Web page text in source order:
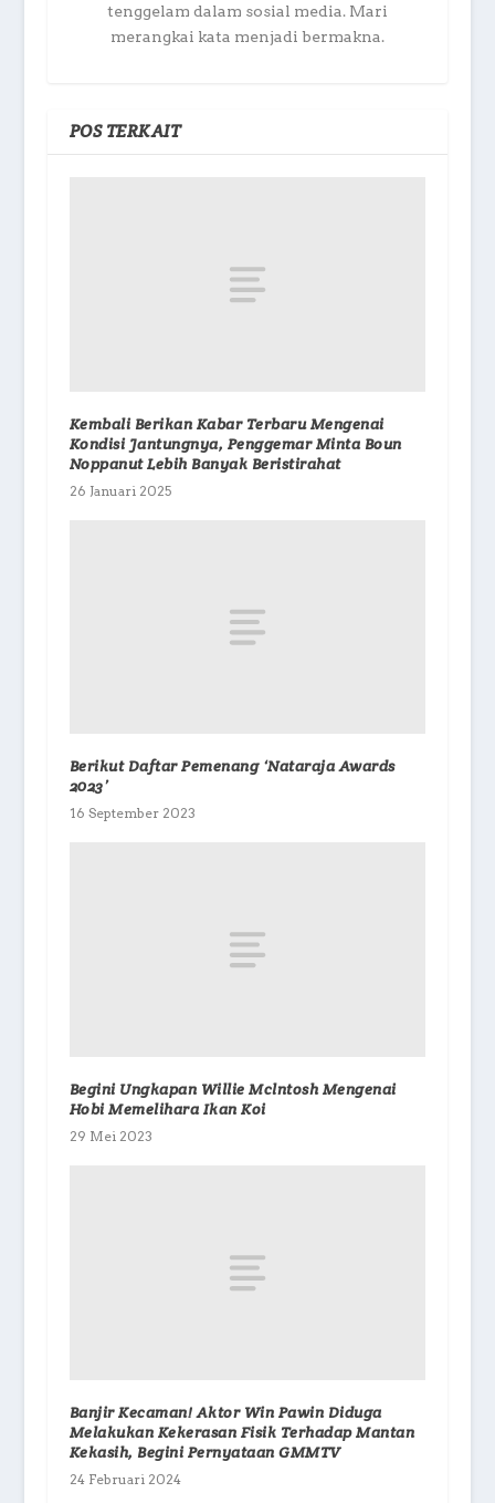
tenggelam dalam sosial media. Mari
merangkai kata menjadi bermakna.
POS TERKAIT
Kembali Berikan Kabar Terbaru Mengenai
Kondisi Jantungnya, Penggemar Minta Boun
Noppanut Lebih Banyak Beristirahat
26 Januari 2025
Berikut Daftar Pemenang ‘Nataraja Awards
2023’
16 September 2023
Begini Ungkapan Willie Mclntosh Mengenai
Hobi Memelihara Ikan Koi
29 Mei 2023
Banjir Kecaman! Aktor Win Pawin Diduga
Melakukan Kekerasan Fisik Terhadap Mantan
Kekasih, Begini Pernyataan GMMTV
24 Februari 2024